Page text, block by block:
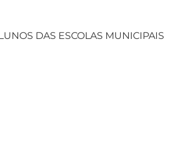
DAS ESCOLAS MUNICIPAIS